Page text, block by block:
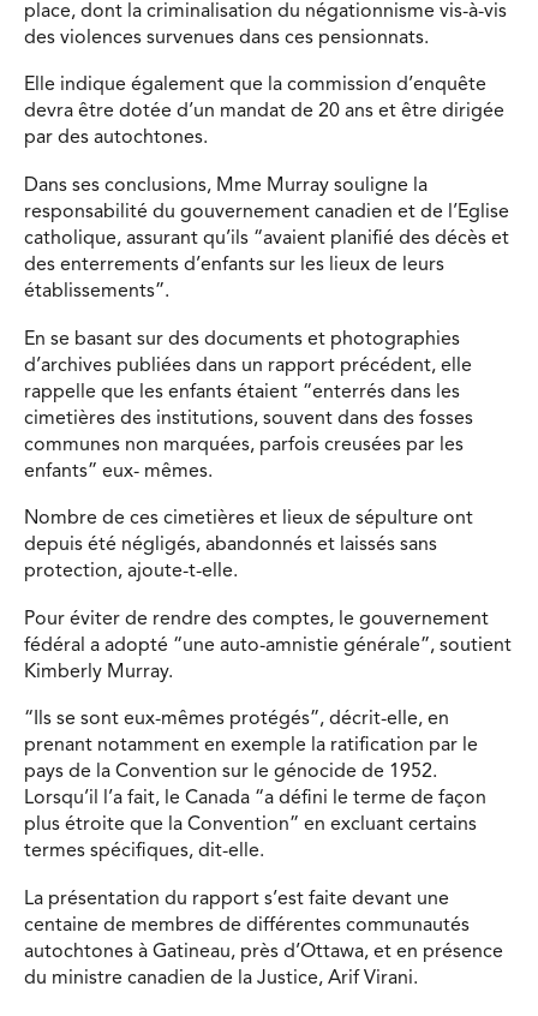
place, dont la criminalisation du négationnisme vis-à-vis
des violences survenues dans ces pensionnats.
Elle indique également que la commission d’enquête
devra être dotée d’un mandat de 20 ans et être dirigée
par des autochtones.
Dans ses conclusions, Mme Murray souligne la
responsabilité du gouvernement canadien et de l’Eglise
catholique, assurant qu’ils “avaient planifié des décès et
des enterrements d’enfants sur les lieux de leurs
établissements”.
En se basant sur des documents et photographies
d’archives publiées dans un rapport précédent, elle
rappelle que les enfants étaient “enterrés dans les
cimetières des institutions, souvent dans des fosses
communes non marquées, parfois creusées par les
enfants” eux- mêmes.
Nombre de ces cimetières et lieux de sépulture ont
depuis été négligés, abandonnés et laissés sans
protection, ajoute-t-elle.
Pour éviter de rendre des comptes, le gouvernement
fédéral a adopté “une auto-amnistie générale”, soutient
Kimberly Murray.
“Ils se sont eux-mêmes protégés”, décrit-elle, en
prenant notamment en exemple la ratification par le
pays de la Convention sur le génocide de 1952.
Lorsqu’il l’a fait, le Canada “a défini le terme de façon
plus étroite que la Convention” en excluant certains
termes spécifiques, dit-elle.
La présentation du rapport s’est faite devant une
centaine de membres de différentes communautés
autochtones à Gatineau, près d’Ottawa, et en présence
du ministre canadien de la Justice, Arif Virani.